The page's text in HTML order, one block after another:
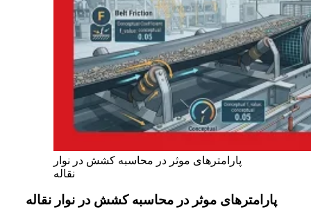
پارامترهای موثر در محاسبه کشش در نوار
نقاله
پارامترهای موثر در محاسبه کشش در نوار نقاله